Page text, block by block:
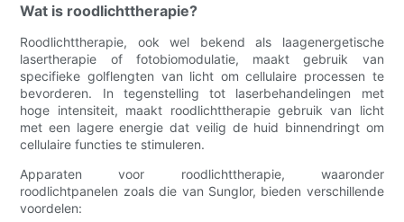
Wat is roodlichttherapie?
Roodlichttherapie, ook wel bekend als laagenergetische
lasertherapie of fotobiomodulatie, maakt gebruik van
specifieke golflengten van licht om cellulaire processen te
bevorderen. In tegenstelling tot laserbehandelingen met
hoge intensiteit, maakt roodlichttherapie gebruik van licht
met een lagere energie dat veilig de huid binnendringt om
cellulaire functies te stimuleren.
Apparaten voor roodlichttherapie, waaronder
roodlichtpanelen zoals die van Sunglor, bieden verschillende
voordelen: